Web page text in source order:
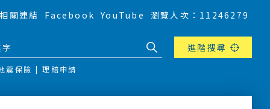
相關連結 Facebook YouTube 瀏覽人次：11246279
進階搜尋
震保險 理賠申請